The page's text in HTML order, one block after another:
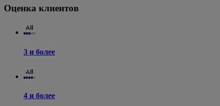
Оценка клиентов
3 и более
4 и более